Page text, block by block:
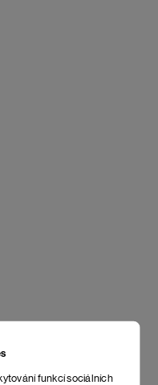
funkcí sociálních